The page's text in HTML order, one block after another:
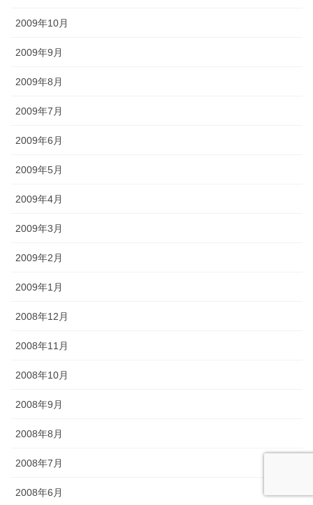
2009年10月
2009年9月
2009年8月
2009年7月
2009年6月
2009年5月
2009年4月
2009年3月
2009年2月
2009年1月
2008年12月
2008年11月
2008年10月
2008年9月
2008年8月
2008年7月
2008年6月